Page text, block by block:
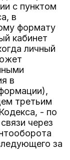
с пунктом
в
формату
кабинет
личный
в
третьим
- по
через
за